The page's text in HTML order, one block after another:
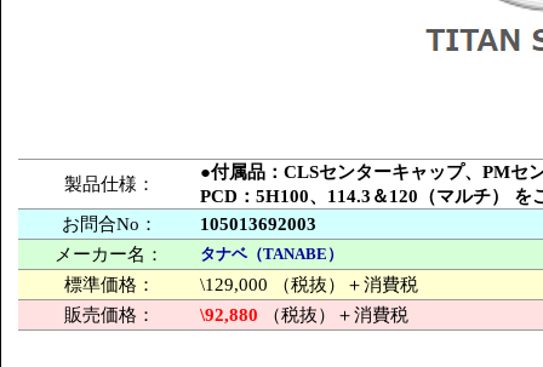
製品仕様：
●付属品：CLSセンターキャップ、PM
PCD：5H100、114.3＆120（マルチ） を
お問合No：
105013692003
メーカー名：
タナベ（TANABE）
標準価格：
\129,000 （税抜）＋消費税
販売価格：
\92,880 （税抜）＋消費税